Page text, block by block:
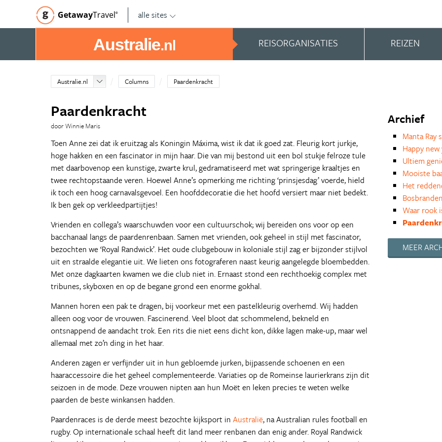
GetawayTravel© alle sites
Australie.nl REISORGANISATIES REIZEN
Australie.nl Columns Paardenkracht
Paardenkracht
door Winnie Maris
Toen Anne zei dat ik eruitzag als Koningin Máxima, wist ik dat ik goed zat. Fleurig kort jurkje,
hoge hakken en een fascinator in mijn haar. Die van mij bestond uit een bol stukje felroze tule
met daarbovenop een kunstige, zwarte krul, gedramatiseerd met wat springerige kraaltjes en
twee rechtopstaande veren. Hoewel Anne’s opmerking me richting ‘prinsjesdag’ voerde, hield
ik toch een hoog carnavalsgevoel. Een hoofddecoratie die het hoofd versiert maar niet bedekt.
Ik ben gek op verkleedpartijtjes!
Vrienden en collega’s waarschuwden voor een cultuurschok; wij bereiden ons voor op een
bacchanaal langs de paardenrenbaan. Samen met vrienden, ook geheel in stijl met fascinator,
bezochten we ‘Royal Randwick’. Het oude clubgebouw in koloniale stijl zag er bijzonder stijlvol
uit en straalde elegantie uit. We lieten ons fotograferen naast keurig aangelegde bloembedden.
Met onze dagkaarten kwamen we die club niet in. Ernaast stond een rechthoekig complex met
tribunes, skyboxen en op de begane grond een enorme gokhal.
Mannen horen een pak te dragen, bij voorkeur met een pastelkleurig overhemd. Wij hadden
alleen oog voor de vrouwen. Fascinerend. Veel bloot dat schommelend, bekneld en
ontsnappend de aandacht trok. Een rits die niet eens dicht kon, dikke lagen make-up, maar wel
allemaal met zo’n ding in het haar.
Anderen zagen er verfijnder uit in hun gebloemde jurken, bijpassende schoenen en een
haaraccessoire die het geheel complementeerde. Variaties op de Romeinse laurierkrans zijn dit
seizoen in de mode. Deze vrouwen nipten aan hun Moët en leken precies te weten welke
paarden de beste winkansen hadden.
Paardenraces is de derde meest bezochte kijksport inAustralië, na Australian rules football en
rugby. Op internationale schaal heeft dit land meer renbanen dan enig ander. Royal Randwick
Archief
Manta Ray
Happy new
Ultiem
Mooiste
Het
Bosbranden
Waar rook
Lekker
Koppel op
MEER